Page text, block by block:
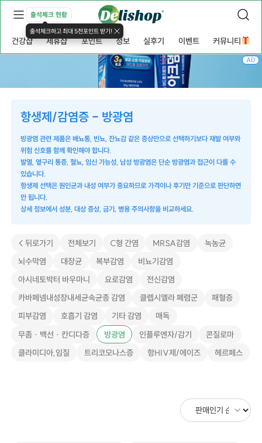
출석체크 현황
출석체크하고 최대 5천포인트 받기!
건강샵 제휴샵 포인트 정보 실후기 이벤트 커뮤니티
항생제/감염증 - 방광염
방광염 관련 제품은 배뇨통, 빈뇨, 잔뇨감 같은 증상만으로 선택하기보다 재발 여부와
위험 신호를 함께 확인해야 합니다.
발열, 옆구리 통증, 혈뇨, 임신 가능성, 남성 방광염은 단순 방광염과 접근이 다를 수
있습니다.
항생제 선택은 원인균과 내성 여부가 중요하므로 가격이나 후기만 기준으로 판단하면
안 됩니다.
상세 정보에서 성분, 대상 증상, 금기, 병용 주의사항을 비교하세요.
< 뒤로가기 전체보기 C형 간염 MRSA감염
녹농균
뇌수막염
대장균 복부감염
비뇨기감염
아시네토박터 바우마니
요로감염
전신감염
카바페넴내성장내세균속균종 감염
클렙시엘라 폐렴군
패혈증
피부감염
호흡기 감염 기타 감염
매독
무좀 · 백선 · 칸디다증
방광염 인플루엔자/감기
콘질로마
클라미디아,임질
트리코모나스증 항HIV제/에이즈 헤르페스
AD